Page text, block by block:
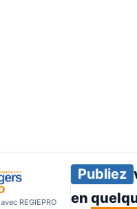
REGIEPRO
Publiez
en